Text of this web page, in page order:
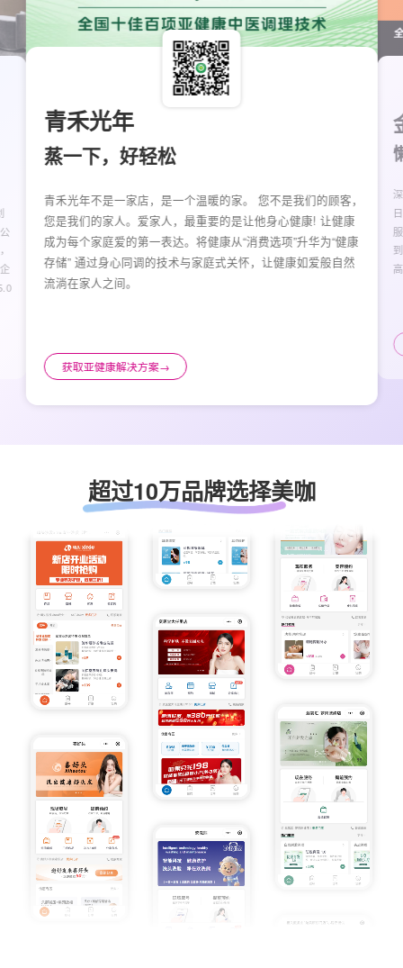
青禾光年
蒸一下，好轻松
青禾光年不是一家店，是一个温暖的家。 您不是我们的顾客，
您是我们的家人。爱家人，最重要的是让他身心健康! 让健康
成为每个家庭爱的第一表达。将健康从“消费选项”升华为“健康
存储” 通过身心同调的技术与家庭式关怀，让健康如爱般自然
流淌在家人之间。
获取亚健康解决方案→
超过10万品牌选择美咖